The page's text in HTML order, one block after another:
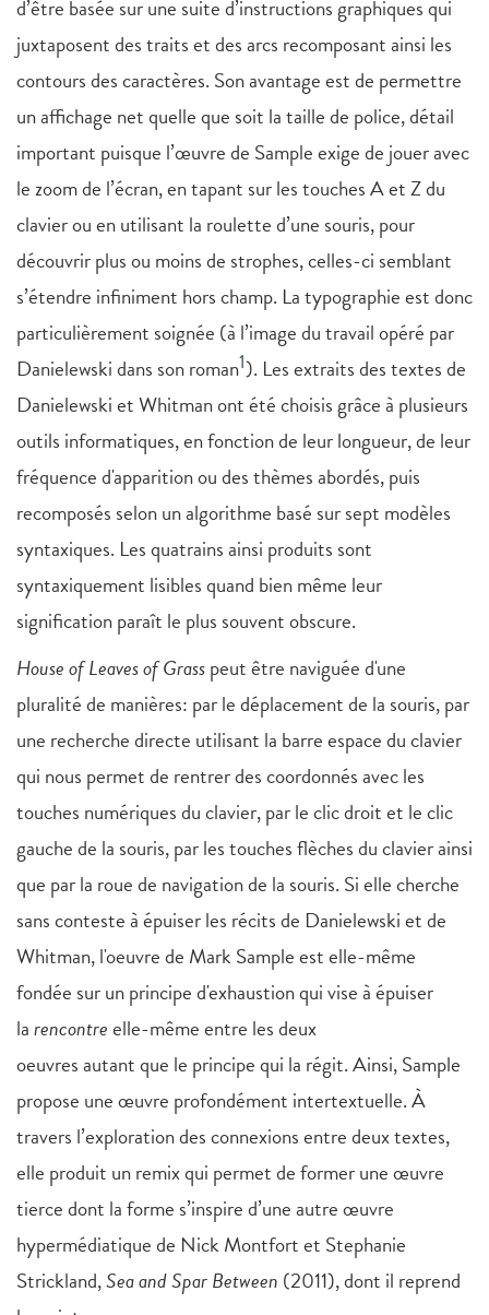
d’être basée sur une suite d’instructions graphiques qui
juxtaposent des traits et des arcs recomposant ainsi les
contours des caractères. Son avantage est de permettre
un affichage net quelle que soit la taille de police, détail
important puisque l’œuvre de Sample exige de jouer avec
le zoom de l’écran, en tapant sur les touches A et Z du
clavier ou en utilisant la roulette d’une souris, pour
découvrir plus ou moins de strophes, celles-ci semblant
s’étendre infiniment hors champ. La typographie est donc
particulièrement soignée (à l’image du travail opéré par
Danielewski dans son roman1). Les extraits des textes de
Danielewski et Whitman ont été choisis grâce à plusieurs
outils informatiques, en fonction de leur longueur, de leur
fréquence d'apparition ou des thèmes abordés, puis
recomposés selon un algorithme basé sur sept modèles
syntaxiques. Les quatrains ainsi produits sont
syntaxiquement lisibles quand bien même leur
signification paraît le plus souvent obscure.
House of Leaves of Grasspeut être naviguée d'une
pluralité de manières: par le déplacement de la souris, par
une recherche directe utilisant la barre espace du clavier
qui nous permet de rentrer des coordonnés avec les
touches numériques du clavier, par le clic droit et le clic
gauche de la souris, par les touches flèches du clavier ainsi
que par la roue de navigation de la souris. Si elle cherche
sans conteste à épuiser les récits de Danielewski et de
Whitman, l'oeuvre de Mark Sample est elle-même
fondée sur un principe d'exhaustion qui vise à épuiser
larencontreelle-même entre les deux
oeuvres autant que le principe qui la régit. Ainsi, Sample
propose une œuvre profondément intertextuelle. À
travers l’exploration des connexions entre deux textes,
elle produit un remix qui permet de former une œuvre
tierce dont la forme s’inspire d’une autre œuvre
hypermédiatique de Nick Montfort et Stephanie
Strickland,Sea and Spar Between (2011), dont il reprend